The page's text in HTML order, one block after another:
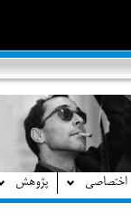
اختصاصی پژوهش